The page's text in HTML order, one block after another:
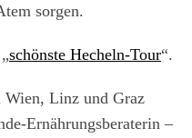
sorgen.
schönste Hecheln-Tour“.
Linz und Graz
Ernährungsberaterin –